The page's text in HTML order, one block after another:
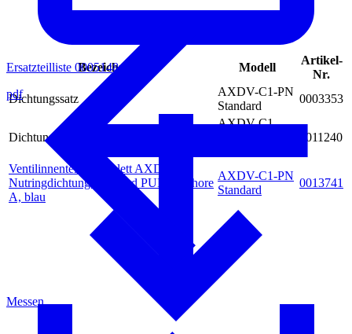
Bezeichnung Modell
Artikel-
Nr.
Dichtungssatz
AXDV-C1-PN
Standard
0003353
Dichtungssatz
AXDV-C1-
0011240
Ventilinnenteile komplett AXDV-C1,
Nutringdichtung Standard PUR 94 Shore
A, blau
AXDV-C1-PN
Standard
0013741
Ersatzteilliste 0005148
pdf
Messen